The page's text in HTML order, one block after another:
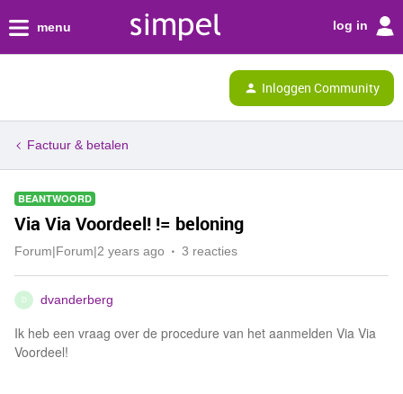
menu log in
Inloggen Community
Factuur & betalen
BEANTWOORD
Via Via Voordeel! != beloning
Forum|Forum|2 years ago 3 reacties
D dvanderberg
Ik heb een vraag over de procedure van het aanmelden Via Via
Voordeel!